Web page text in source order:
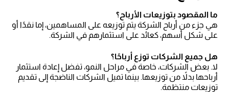
ما المقصود بتوزيعات الأرباح؟
هي جزء من أرباح الشركة يتم توزيعه على المساهمين، إما نقدًا أو
على شكل أسهم، كعائد على استثمارهم في الشركة.
هل جميع الشركات توزع أرباحًا؟
لا. بعض الشركات، خاصة في مراحل النمو، تفضل إعادة استثمار
أرباحها بدلاً من توزيعها. بينما تميل الشركات الناضجة إلى تقديم
توزيعات منتظمة.